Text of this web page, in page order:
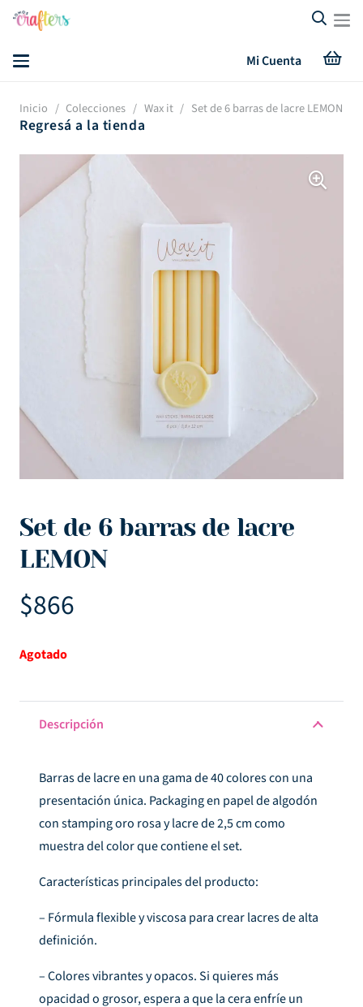
Mi Cuenta
Inicio / Colecciones / Wax it / Set de 6 barras de lacre LEMON
Regresá a la tienda
Set de 6 barras de lacre
LEMON
$866
Agotado
Descripción
Barras de lacre en una gama de 40 colores con una
presentación única. Packaging en papel de algodón
con stamping oro rosa y lacre de 2,5 cm como
muestra del color que contiene el set.
Características principales del producto:
– Fórmula flexible y viscosa para crear lacres de alta
definición.
– Colores vibrantes y opacos. Si quieres más
opacidad o grosor, espera a que la cera enfríe un